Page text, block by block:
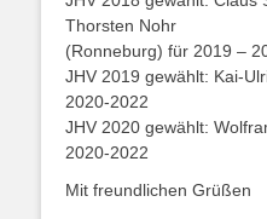
Thorsten Nohr
(Ronneburg) für 2019 –
JHV 2019 gewählt: Kai-
2020-2022
JHV 2020 gewählt:
2020-2022
Mit freundlichen Grüßen